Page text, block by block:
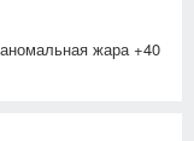
жара +40